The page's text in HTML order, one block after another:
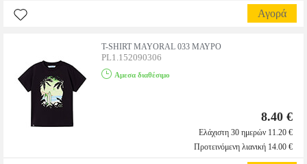
Αγορά
T-SHIRT MAYORAL 033 ΜΑΥΡΟ
PL1.152090306
Αμεσα διαθέσιμο
8.40 €
Ελάχιστη 30 ημερών 11.20 €
Προτεινόμενη λιανική 14.00 €